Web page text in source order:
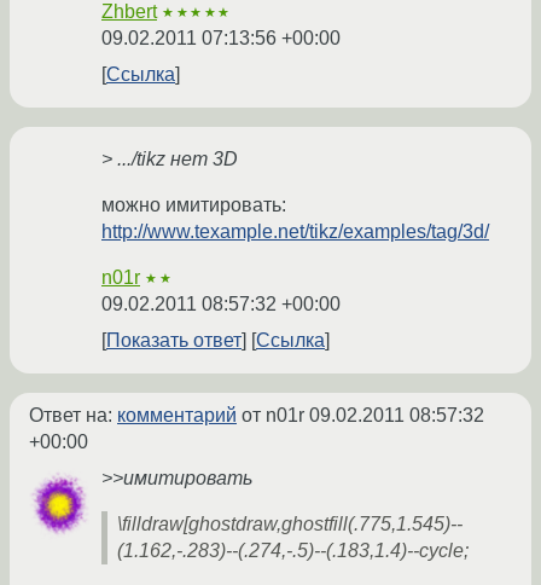
Zhbert ★★★★★
09.02.2011 07:13:56 +00:00
Ссылка
> .../tikz нет 3D
можно имитировать:
http://www.texample.net/tikz/examples/tag/3d/
n01r ★★
09.02.2011 08:57:32 +00:00
Показать ответ
Ссылка
Ответ на: комментарий от n01r 09.02.2011 08:57:32
+00:00
>>имитировать
\filldraw[ghostdraw,ghostfill(.775,1.545)--
(1.162,-.283)--(.274,-.5)--(.183,1.4)--cycle;